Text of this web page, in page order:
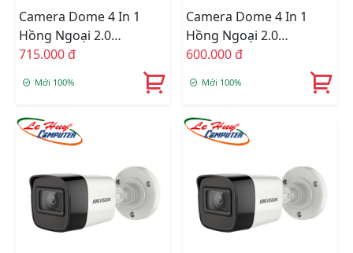
Camera Dome 4 In 1
Hồng Ngoại 2.0
Megapixel HIKVISION
715.000 đ
Mới 100%
Camera Dome 4 In 1
Hồng Ngoại 2.0
Megapixel HIKVISION
600.000 đ
Mới 100%